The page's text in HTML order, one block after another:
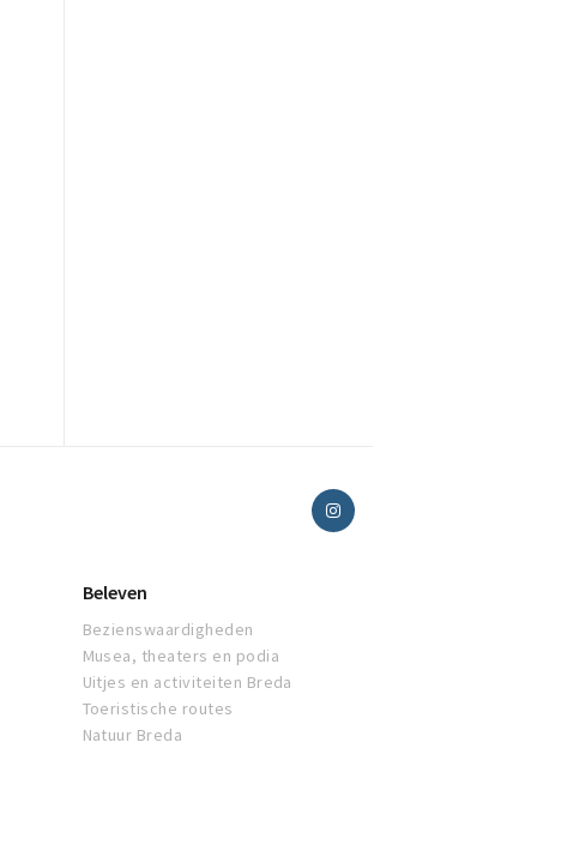
Beleven
Bezienswaardigheden
Musea, theaters en podia
Uitjes en activiteiten Breda
Toeristische routes
Natuur Breda